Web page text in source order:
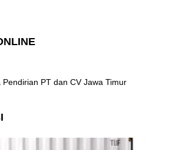
Pendirian PT dan CV Jawa Timur